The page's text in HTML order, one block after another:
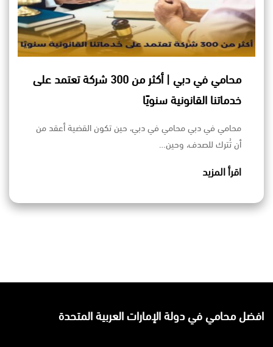
محامي في دبي | أكثر من 300 شركة تعتمد على
خدماتنا القانونية سنويًا
محامي في دبي محامي في دبي، حين تكون القضية أعقد من
أن تُترك للصدف، وحين…
اقرأ المزيد
افضل محامي في دولة الإمارات العربية المتحدة